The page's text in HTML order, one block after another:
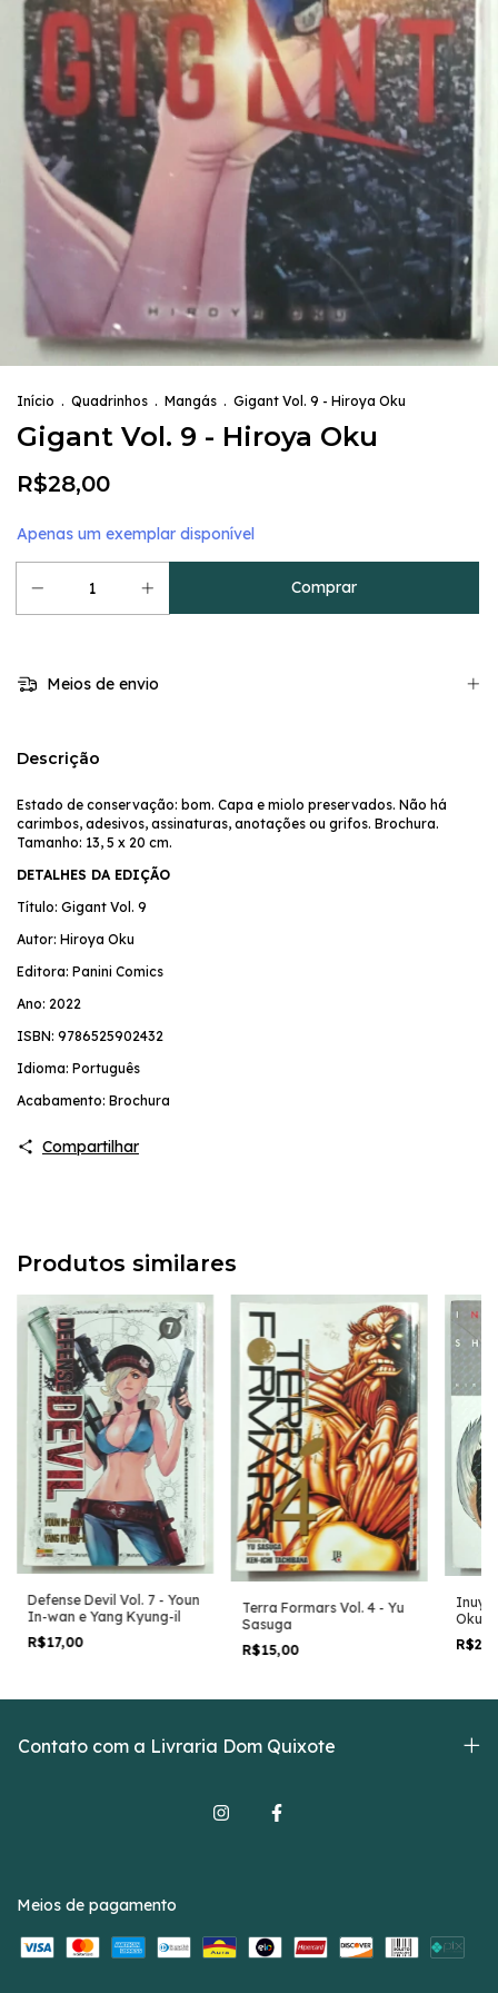
Início . Quadrinhos . Mangás . Gigant Vol. 9 - Hiroya Oku
Gigant Vol. 9 - Hiroya Oku
R$28,00
Apenas um exemplar disponível
Meios de envio
Descrição
Estado de conservação: bom. Capa e miolo preservados. Não há
carimbos, adesivos, assinaturas, anotações ou grifos. Brochura.
Tamanho: 13, 5 x 20 cm.
DETALHES DA EDIÇÃO
Título: Gigant Vol. 9
Autor: Hiroya Oku
Editora: Panini Comics
Ano: 2022
ISBN: 9786525902432
Idioma: Português
Acabamento: Brochura
Compartilhar
Produtos similares
Defense Devil Vol. 7 - Youn
In-wan e Yang Kyung-il
R$17,00
Terra Formars Vol. 4 - Yu
Sasuga
R$15,00
Oku
Contato com a Livraria Dom Quixote
Meios de pagamento